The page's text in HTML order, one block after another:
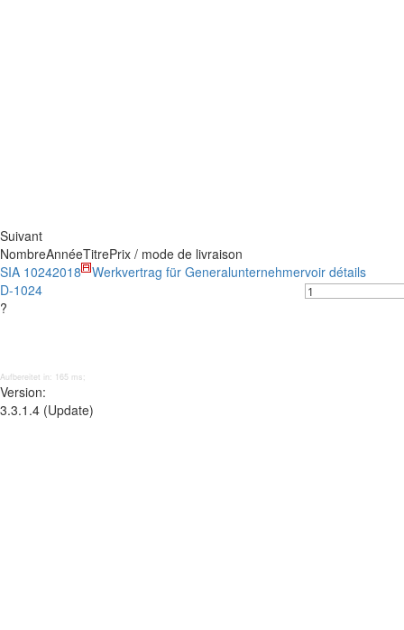
Suivant
NombreAnnéeTitrePrix / mode de livraison
SIA 1024
D-1024
?
2018 Werkvertrag für Generalunternehmervoir détails
Aufbereitet in: 165 ms;
Version:
3.3.1.4 (Update)